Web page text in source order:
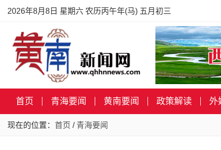
2026年8月8日 星期六 农历丙午年(马) 五月初三
首页 青海要闻 黄南要闻 政策解读 外
现在的位置： 首页 / 青海要闻